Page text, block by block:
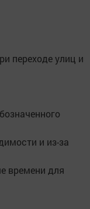
переходе улиц и
и из-за
времени для